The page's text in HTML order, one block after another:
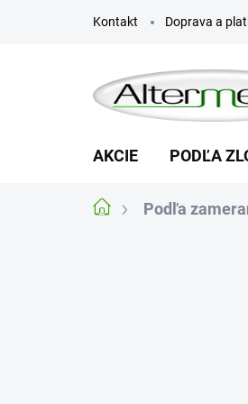
Kontakt Doprava a
AKCIE PODĽA
DomovPodľa